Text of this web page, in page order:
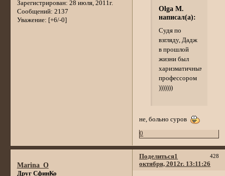
Зарегистрирован: 28 июля, 2011г.
Сообщений: 2137
Уважение: [+6/-0]
Olga M.
написал(а):
Судя по
взгляду, Дадж
в прошлой
жизни был
харизматичным
профессором
)))))))
не, больно суров
0
Поделиться 428
1
октября, 2012г. 13:11:26
Marina_O
Друг СфинКо